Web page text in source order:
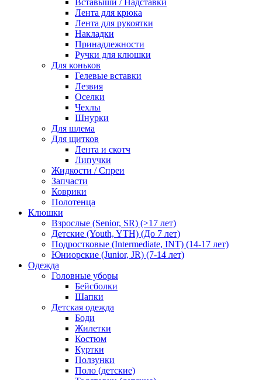
Лента для крюка
Лента для рукоятки
Накладки
Принадлежности
Ручки для клюшки
Для коньков
Гелевые вставки
Лезвия
Оселки
Чехлы
Шнурки
Для шлема
Для щитков
Лента и скотч
Липучки
Жидкости / Спреи
Запчасти
Коврики
Полотенца
Клюшки
Взрослые (Senior, SR) (>17 лет)
Детские (Youth, YTH) (До 7 лет)
Подростковые (Intermediate, INT) (14-17 лет)
Юниорские (Junior, JR) (7-14 лет)
Одежда
Головные уборы
Бейсболки
Шапки
Детская одежда
Боди
Жилетки
Костюм
Куртки
Ползунки
Поло (детские)